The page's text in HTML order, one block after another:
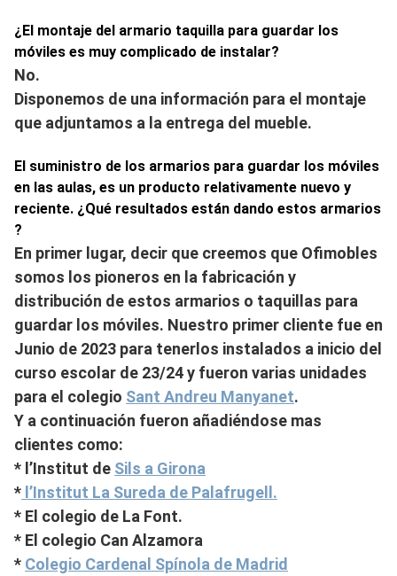
¿El montaje del armario taquilla para guardar los
móviles es muy complicado de instalar?
No.
Disponemos de una información para el montaje
que adjuntamos a la entrega del mueble.
El suministro de los armarios para guardar los móviles
en las aulas, es un producto relativamente nuevo y
reciente. ¿Qué resultados están dando estos armarios
?
En primer lugar, decir que creemos que Ofimobles
somos los pioneros en la fabricación y
distribución de estos armarios o taquillas para
guardar los móviles. Nuestro primer cliente fue en
Junio de 2023 para tenerlos instalados a inicio del
curso escolar de 23/24 y fueron varias unidades
para el colegio Sant Andreu Manyanet.
Y a continuación fueron añadiéndose mas
clientes como:
* l’Institut de Sils a Girona
* l’Institut La Sureda de Palafrugell.
* El colegio de La Font.
* El colegio Can Alzamora
* Colegio Cardenal Spínola de Madrid